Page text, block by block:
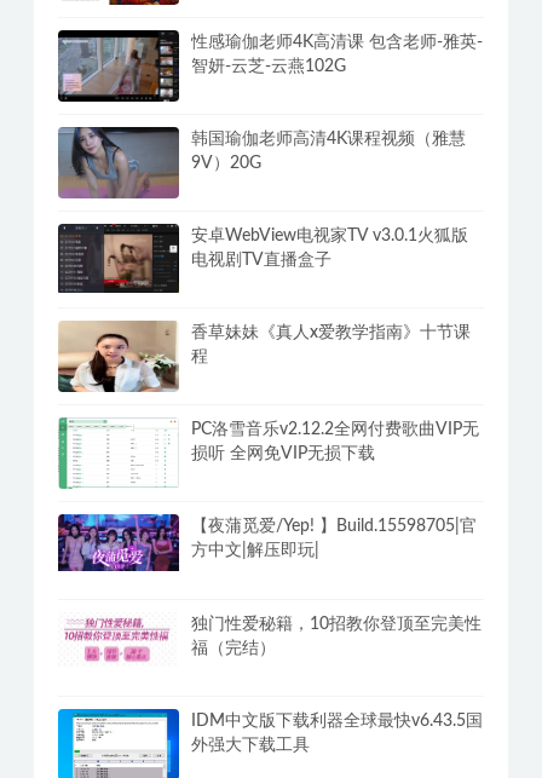
性感瑜伽老师4K高清课 包含老师-雅英-
智妍-云芝-云燕102G
韩国瑜伽老师高清4K课程视频（雅慧
9V）20G
安卓WebView电视家TV v3.0.1火狐版
电视剧TV直播盒子
香草妹妹《真人x爱教学指南》十节课
程
PC洛雪音乐v2.12.2全网付费歌曲VIP无
损听 全网免VIP无损下载
【夜蒲觅爱/Yep! 】Build.15598705|官
方中文|解压即玩|
独门性爱秘籍，10招教你登顶至完美性
福（完结）
IDM中文版下载利器全球最快v6.43.5国
外强大下载工具